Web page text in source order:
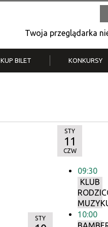
Twoja przeglądarka
KUP BILET KONKURSY
STY
STY
11
CZW
09:30
KLUB
10:00